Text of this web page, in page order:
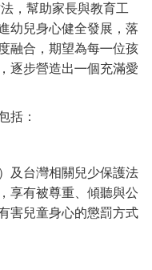
， 幫助家⾧與教育工
幼兒身心健全發展 ， 落
融合 ， 期望為每㇐位孩
， 逐步營造出㇐個充滿愛
括 ：
及台灣相關兒少保護法
， 享有被尊重
傾聽與公
害兒童身心的懲罰方式